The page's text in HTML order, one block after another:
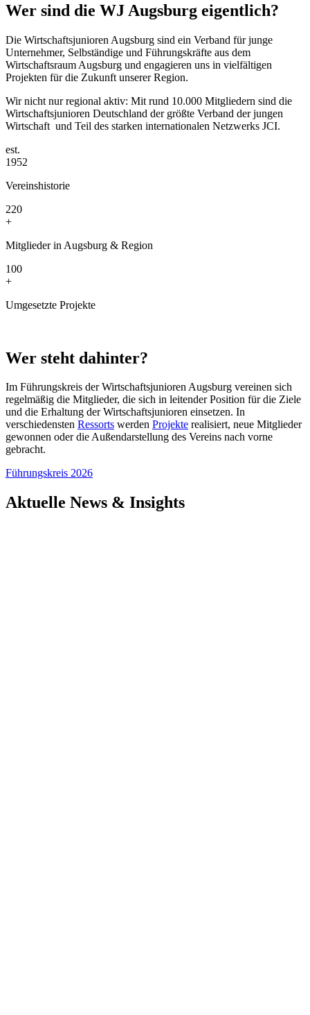
Wer sind die WJ Augsburg eigentlich?
Die Wirtschaftsjunioren Augsburg sind ein Verband für junge
Unternehmer, Selbständige und Führungskräfte aus dem
Wirtschaftsraum Augsburg und engagieren uns in vielfältigen
Projekten für die Zukunft unserer Region.
Wir nicht nur regional aktiv: Mit rund 10.000 Mitgliedern sind die
Wirtschaftsjunioren Deutschland der größte Verband der jungen
Wirtschaft und Teil des starken internationalen Netzwerks JCI.
est.
1952
Vereinshistorie
220
+
Mitglieder in Augsburg & Region
100
+
Umgesetzte Projekte
Wer steht dahinter?
Im Führungskreis der Wirtschaftsjunioren Augsburg vereinen sich
regelmäßig die Mitglieder, die sich in leitender Position für die Ziele
und die Erhaltung der Wirtschaftsjunioren einsetzen. In
verschiedensten Ressorts werden Projekte realisiert, neue Mitglieder
gewonnen oder die Außendarstellung des Vereins nach vorne
gebracht.
Führungskreis 2026
Aktuelle News & Insights